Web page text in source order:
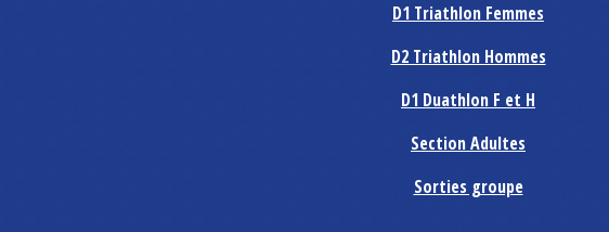
D1 Triathlon Femmes
D2 Triathlon Hommes
D1 Duathlon F et H
Section Adultes
Sorties groupe